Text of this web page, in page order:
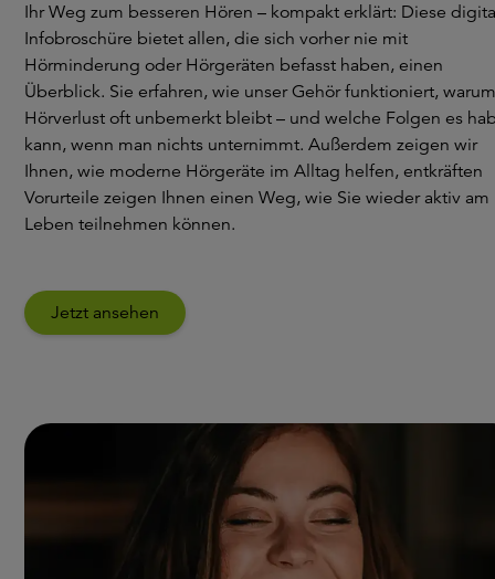
Ihr Weg zum besseren Hören – kompakt erklärt: Diese
Infobroschüre bietet allen, die sich vorher nie mit
Hörminderung oder Hörgeräten befasst haben, einen
Überblick. Sie erfahren, wie unser Gehör funktioniert, warum
Hörverlust oft unbemerkt bleibt – und welche Folgen es
kann, wenn man nichts unternimmt. Außerdem zeigen wir
Ihnen, wie moderne Hörgeräte im Alltag helfen, entkräften
Vorurteile zeigen Ihnen einen Weg, wie Sie wieder aktiv am
Leben teilnehmen können.
Jetzt ansehen